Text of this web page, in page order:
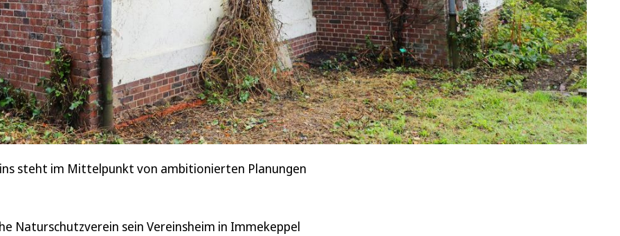
steht im Mittelpunkt von ambitionierten Planungen
Naturschutzverein sein Vereinsheim in Immekeppel